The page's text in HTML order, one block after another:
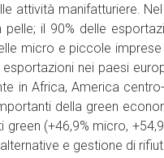
attività manifatturiere.
il 90% delle
micro e piccole
nei paesi
in Africa, America
della green
(+46,9% micro,
e gestione di